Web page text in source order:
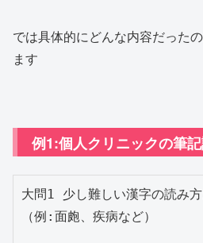
では具体的にどんな内容だった
ます
例1:個人クリニックの筆記
大問1 少し難しい漢字の読み
（例:面皰、疾病など）